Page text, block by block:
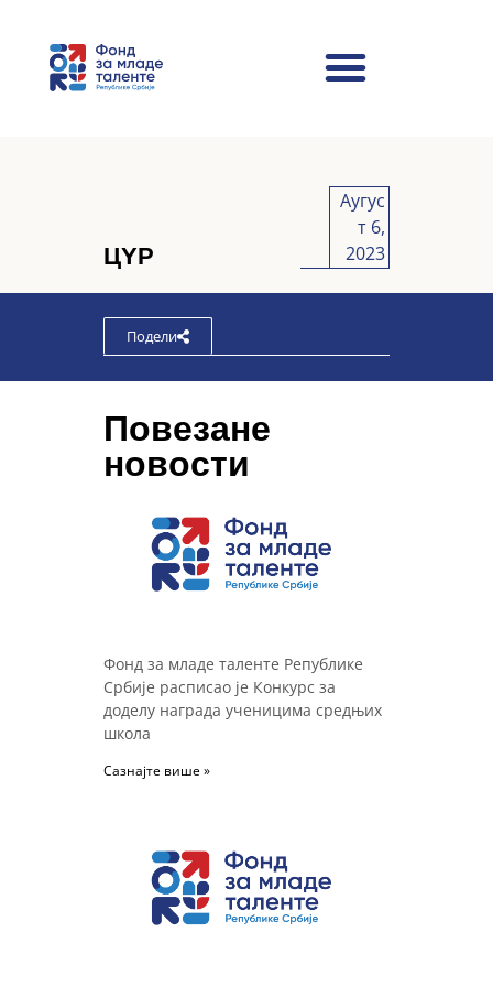
ЦYР
Аугус
т 6,
2023
Подели
Повезане
новости
Фонд за младе таленте Републике
Србије расписао је Конкурс за
доделу награда ученицима средњих
школа
Сазнајте више »